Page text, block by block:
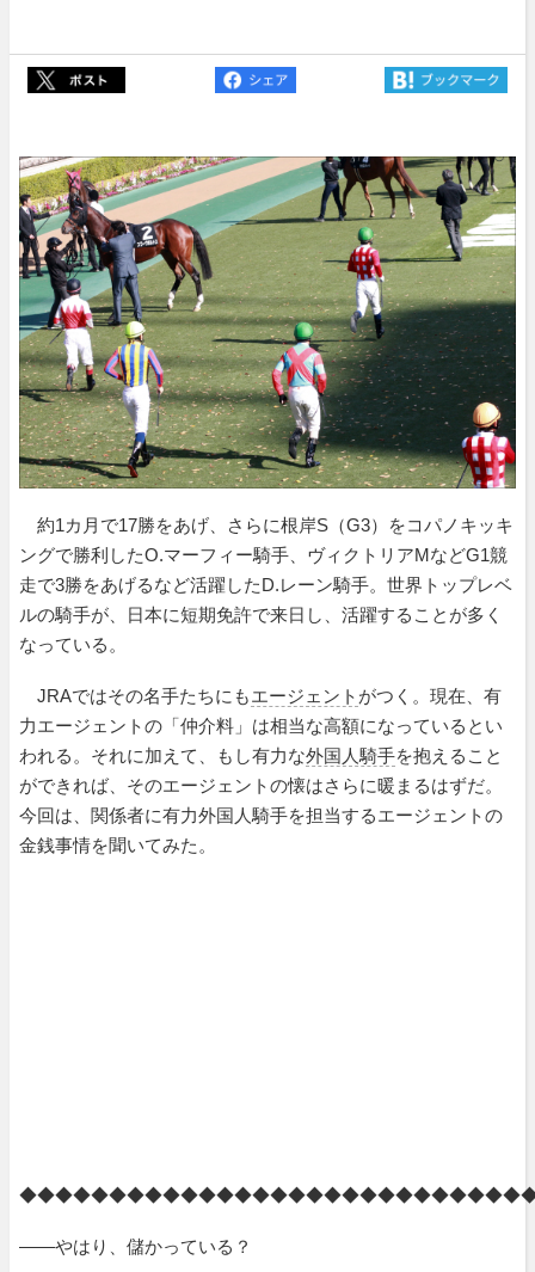
約1カ月で17勝をあげ、さらに根岸S（G3）をコパノキッキ
ングで勝利したO.マーフィー騎手、ヴィクトリアMなどG1競
走で3勝をあげるなど活躍したD.レーン騎手。世界トップレベ
ルの騎手が、日本に短期免許で来日し、活躍することが多く
なっている。
JRAではその名手たちにもエージェント がつく。現在、有
力エージェントの「仲介料」は相当な高額になっているとい
われる。それに加えて、もし有力な外国人騎手を抱えること
ができれば、そのエージェントの懐はさらに暖まるはずだ。
今回は、関係者に有力外国人騎手を担当するエージェントの
金銭事情を聞いてみた。
――やはり、儲かっている？